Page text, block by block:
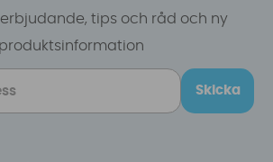
tips och råd och ny
produktsinformation
Skicka